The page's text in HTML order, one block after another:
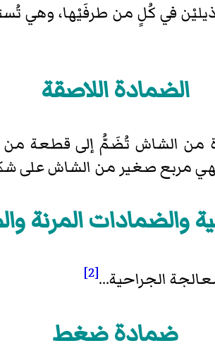
في كُلٍ من طرفَيْها، وهي
الضمادة اللاصقة
من الشاش تُضَمُّ إلى قطعة من
فهي مربع صغير من الشاش على
والضمادات المرنة
الجراحية...[2]
ضمادة ضغط